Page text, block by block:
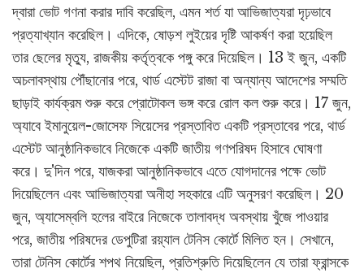
দ্বারা ভোট গণনা করার দাবি করেছিল, এমন শর্ত যা আভিজাত্যরা দৃঢ়ভাবে
প্রত্যাখ্যান করেছিল। এদিকে, ষোড়শ লুইয়ের দৃষ্টি আকর্ষণ করা হয়েছিল
তার ছেলের মৃত্যু, রাজকীয় কর্তৃত্বকে পঙ্গু করে দিয়েছিল। 13 ই জুন, একটি
অচলাবস্থায় পৌঁছানোর পরে, থার্ড এস্টেট রাজা বা অন্যান্য আদেশের সম্মতি
ছাড়াই কার্যক্রম শুরু করে প্রোটোকল ভঙ্গ করে রোল কল শুরু করে। 17 জুন,
অ্যাবে ইমানুয়েল-জোসেফ সিয়েসের প্রস্তাবিত একটি প্রস্তাবের পরে, থার্ড
এস্টেট আনুষ্ঠানিকভাবে নিজেকে একটি জাতীয় গণপরিষদ হিসাবে ঘোষণা
করে। দু'দিন পরে, যাজকরা আনুষ্ঠানিকভাবে এতে যোগদানের পক্ষে ভোট
দিয়েছিলেন এবং আভিজাত্যরা অনীহা সহকারে এটি অনুসরণ করেছিল। 20
জুন, অ্যাসেম্বলি হলের বাইরে নিজেকে তালাবদ্ধ অবস্থায় খুঁজে পাওয়ার
পরে, জাতীয় পরিষদের ডেপুটিরা রয়্যাল টেনিস কোর্টে মিলিত হন। সেখানে,
তারা টেনিস কোর্টের শপথ নিয়েছিল, প্রতিশ্রুতি দিয়েছিলেন যে তারা ফ্রান্সকে